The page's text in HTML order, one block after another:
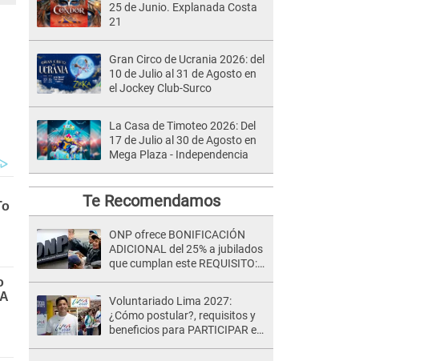
25 de Junio. Explanada Costa
21
Gran Circo de Ucrania 2026: del
10 de Julio al 31 de Agosto en
el Jockey Club-Surco
La Casa de Timoteo 2026: Del
17 de Julio al 30 de Agosto en
Mega Plaza - Independencia
Te Recomendamos
ONP ofrece BONIFICACIÓN
ADICIONAL del 25% a jubilados
que cumplan este REQUISITO:
Voluntariado Lima 2027:
¿Cómo postular?, requisitos y
beneficios para PARTICIPAR en